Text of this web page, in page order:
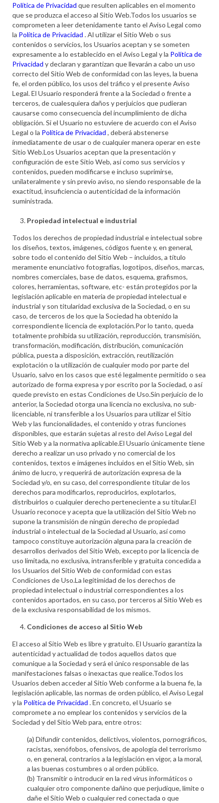
Política de Privacidad que resulten aplicables en el momento
que se produzca el acceso al Sitio Web.Todos los usuarios se
comprometen a leer detenidamente tanto el Aviso Legal como
la Política de Privacidad . Al utilizar el Sitio Web o sus
contenidos o servicios, los Usuarios aceptan y se someten
expresamente a lo establecido en el Aviso Legal y la Política de
Privacidad y declaran y garantizan que llevarán a cabo un uso
correcto del Sitio Web de conformidad con las leyes, la buena
fe, el orden público, los usos del tráfico y el presente Aviso
Legal. El Usuario responderá frente a la Sociedad o frente a
terceros, de cualesquiera daños y perjuicios que pudieran
causarse como consecuencia del incumplimiento de dicha
obligación. Si el Usuario no estuviere de acuerdo con el Aviso
Legal o la Política de Privacidad , deberá abstenerse
inmediatamente de usar o de cualquier manera operar en este
Sitio Web.Los Usuarios aceptan que la presentación y
configuración de este Sitio Web, así como sus servicios y
contenidos, pueden modificarse e incluso suprimirse,
unilateralmente y sin previo aviso, no siendo responsable de la
exactitud, insuficiencia o autenticidad de la información
suministrada.
Propiedad intelectual e industrial
Todos los derechos de propiedad industrial e intelectual sobre
los diseños, textos, imágenes, códigos fuente y, en general,
sobre todo el contenido del Sitio Web – incluidos, a título
meramente enunciativo fotografías, logotipos, diseños, marcas,
nombres comerciales, base de datos, esquema, grafismos,
colores, herramientas, software, etc- están protegidos por la
legislación aplicable en materia de propiedad intelectual e
industrial y son titularidad exclusiva de la Sociedad, o en su
caso, de terceros de los que la Sociedad ha obtenido la
correspondiente licencia de explotación.Por lo tanto, queda
totalmente prohibida su utilización, reproducción, transmisión,
transformación, modificación, distribución, comunicación
pública, puesta a disposición, extracción, reutilización
explotación o la utilización de cualquier modo por parte del
Usuario, salvo en los casos que esté legalmente permitido o sea
autorizado de forma expresa y por escrito por la Sociedad, o así
quede previsto en estas Condiciones de Uso.Sin perjuicio de lo
anterior, la Sociedad otorga una licencia no exclusiva, no sub-
licenciable, ni transferible a los Usuarios para utilizar el Sitio
Web y las funcionalidades, el contenido y otras funciones
disponibles, que estarán sujetas al resto del Aviso Legal del
Sitio Web y a la normativa aplicable.El Usuario únicamente tiene
derecho a realizar un uso privado y no comercial de los
contenidos, textos e imágenes incluidos en el Sitio Web, sin
ánimo de lucro, y requerirá de autorización expresa de la
Sociedad y/o, en su caso, del correspondiente titular de los
derechos para modificarlos, reproducirlos, explotarlos,
distribuirlos o cualquier derecho perteneciente a su titular.El
Usuario reconoce y acepta que la utilización del Sitio Web no
supone la transmisión de ningún derecho de propiedad
industrial o intelectual de la Sociedad al Usuario, así como
tampoco constituye autorización alguna para la creación de
desarrollos derivados del Sitio Web, excepto por la licencia de
uso limitada, no exclusiva, intransferible y gratuita concedida a
los Usuarios del Sitio Web de conformidad con estas
Condiciones de Uso.La legitimidad de los derechos de
propiedad intelectual o industrial correspondientes a los
contenidos aportados, en su caso, por terceros al Sitio Web es
de la exclusiva responsabilidad de los mismos.
Condiciones de acceso al Sitio Web
El acceso al Sitio Web es libre y gratuito. El Usuario garantiza la
autenticidad y actualidad de todos aquellos datos que
comunique a la Sociedad y será el único responsable de las
manifestaciones falsas o inexactas que realice.Todos los
Usuarios deben acceder al Sitio Web conforme a la buena fe, la
legislación aplicable, las normas de orden público, el Aviso Legal
y la Política de Privacidad . En concreto, el Usuario se
compromete a no emplear los contenidos y servicios de la
Sociedad y del Sitio Web para, entre otros:
(a) Difundir contenidos, delictivos, violentos, pornográficos,
racistas, xenófobos, ofensivos, de apología del terrorismo
o, en general, contrarios a la legislación en vigor, a la moral,
a las buenas costumbres o al orden público.
(b) Transmitir o introducir en la red virus informáticos o
cualquier otro componente dañino que perjudique, limite o
dañe el Sitio Web o cualquier red conectada o que